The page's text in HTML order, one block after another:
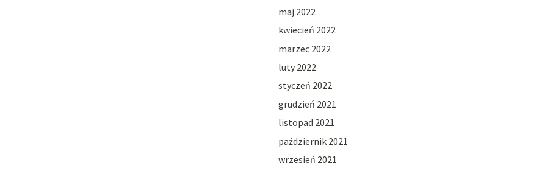
maj 2022
kwiecień 2022
marzec 2022
luty 2022
styczeń 2022
grudzień 2021
listopad 2021
październik 2021
wrzesień 2021